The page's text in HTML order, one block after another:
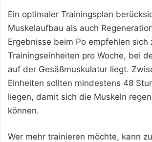
Ein optimaler Trainingsplan
Muskelaufbau als auch
Ergebnisse beim Po empfehlen sich
Trainingseinheiten pro Woche, bei
auf der Gesäßmuskulatur liegt.
Einheiten sollten mindestens 48
liegen, damit sich die Muskeln
können.
Wer mehr trainieren möchte, kann